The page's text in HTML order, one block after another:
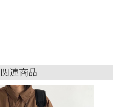
関連商品